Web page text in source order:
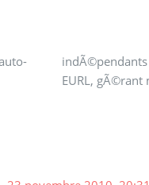
EURL, gÃ©rant